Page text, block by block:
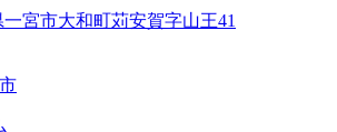
宮市大和町苅安賀字山王41